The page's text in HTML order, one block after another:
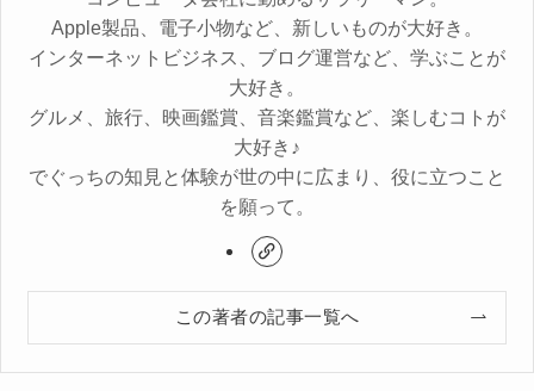
Apple製品、電子小物など、新しいものが大好き。
インターネットビジネス、ブログ運営など、学ぶことが
大好き。
グルメ、旅行、映画鑑賞、音楽鑑賞など、楽しむコトが
大好き♪
でぐっちの知見と体験が世の中に広まり、役に立つこと
を願って。
この著者の記事一覧へ